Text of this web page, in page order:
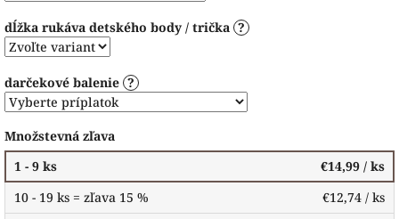
dĺžka rukáva detského body / trička ?
darčekové balenie ?
Množstevná zľava
1 - 9 ks
€14,99 / ks
10 - 19 ks = zľava 15 %
€12,74 / ks